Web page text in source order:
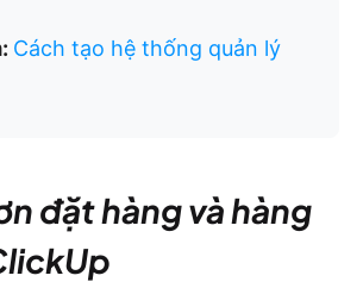
Cách tạo hệ thống quản lý
đặt hàng và hàng